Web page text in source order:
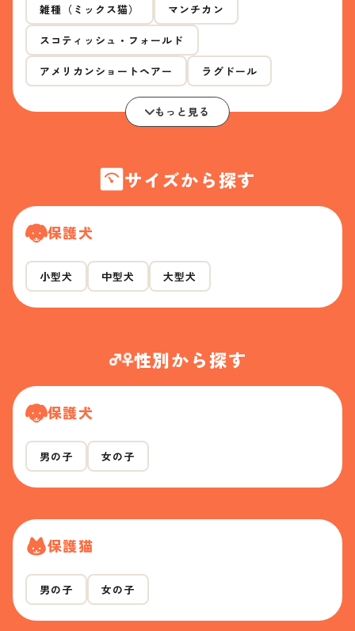
雑種（ミックス猫） マンチカン
スコティッシュ・フォールド
アメリカンショートヘアー ラグドール
もっと見る
サイズから探す
保護犬
小型犬 中型犬 大型犬
性別から探す
保護犬
男の子 女の子
保護猫
男の子 女の子